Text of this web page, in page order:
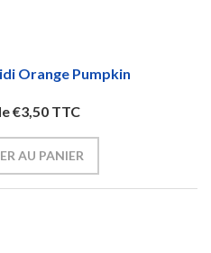
Orange Pumpkin
€3,50 TTC
AU PANIER